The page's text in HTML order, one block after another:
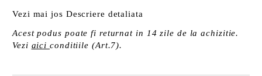
Vezi mai jos Descriere detaliata
Acest podus poate fi returnat in 14 zile de la achizitie.
Vezi aici conditiile (Art.7).